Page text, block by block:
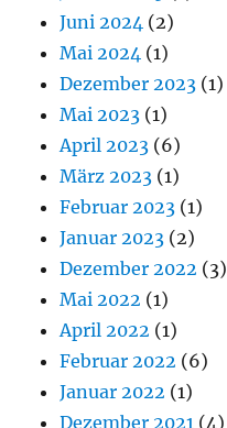
Juni 2024 (2)
Mai 2024 (1)
Dezember 2023 (1)
Mai 2023 (1)
April 2023 (6)
März 2023 (1)
Februar 2023 (1)
Januar 2023 (2)
Dezember 2022 (3)
Mai 2022 (1)
April 2022 (1)
Februar 2022 (6)
Januar 2022 (1)
Dezember 2021 (4)